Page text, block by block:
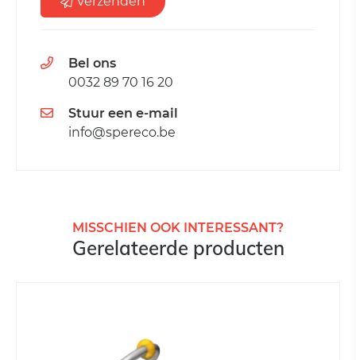
Bel ons
0032 89 70 16 20
Stuur een e-mail
info@spereco.be
MISSCHIEN OOK INTERESSANT?
Gerelateerde producten